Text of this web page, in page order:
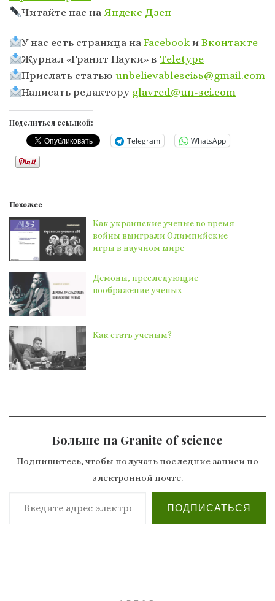
Читайте нас наЯндекс Дзен
У нас есть страница наFacebookиВконтакте
Журнал «Гранит Науки» в Тeletype
Прислать статьюunbelievablesci55@gmail.com
Написать редактору glavred@un-sci.com
Поделиться ссылкой:
Telegram WhatsApp
Похожее
Как украинские ученые во время
войны выиграли Олимпийские
игры в научном мире
​​Демоны, преследующие
воображение ученых
Как стать ученым?
Больше на Granite of science
Подпишитесь, чтобы получать последние записи по
электронной почте.
Введите адрес электронной почты…
ПОДПИСАТЬСЯ